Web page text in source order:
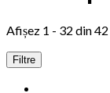
Afișez 1 - 32 din
Filtre